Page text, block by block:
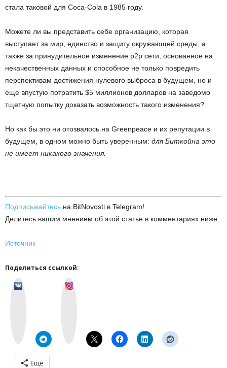
стала таковой для Coca-Cola в 1985 году.
Можете ли вы представить себе организацию, которая
выступает за мир, единство и защиту окружающей среды, а
также за принудительное изменение p2p сети, основанное на
некачественных данных и способное не только повредить
перспективам достижения нулевого выброса в будущем, но и
еще впустую потратить $5 миллионов долларов на заведомо
тщетную попытку доказать возможность такого изменения?
Но как бы это ни отозвалось на Greenpeace и их репутации в
будущем, в одном можно быть уверенным: для Биткойна это
не имеет никакого значения.
Подписывайтесь на BitNovosti в Telegram!
Делитесь вашим мнением об этой статье в комментариях ниже.
Источник
Поделиться ссылкой:
Ещё